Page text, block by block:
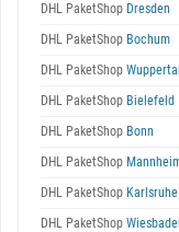
DHL PaketShop Dresden
DHL PaketShop Bochum
DHL PaketShop Wuppertal
DHL PaketShop Bielefeld
DHL PaketShop Bonn
DHL PaketShop
DHL PaketShop
DHL PaketShop